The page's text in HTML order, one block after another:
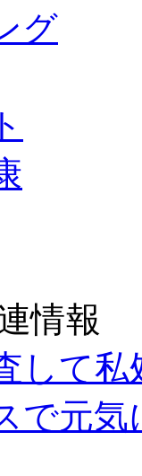
グ
情報
して
で元